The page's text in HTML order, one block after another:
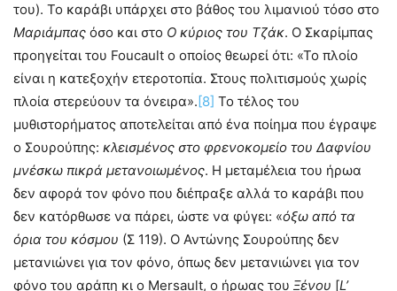
του). Το καράβι υπάρχει στο βάθος του λιμανιού τόσο στο
Μαριάμπας όσο και στο Ο κύριος του Τζάκ. Ο Σκαρίμπας
προηγείται του Foucault ο οποίος θεωρεί ότι: «Το πλοίο
είναι η κατεξοχήν ετεροτοπία. Στους πολιτισμούς χωρίς
πλοία στερεύουν τα όνειρα». [8] Το τέλος του
μυθιστορήματος αποτελείται από ένα ποίημα που έγραψε
ο Σουρούπης: κλεισμένος στο φρενοκομείο του Δαφνίου
μνέσκω πικρά μετανοιωμένος. Η μεταμέλεια του ήρωα
δεν αφορά τον φόνο που διέπραξε αλλά το καράβι που
δεν κατόρθωσε να πάρει, ώστε να φύγει: «όξω από τα
όρια του κόσμου (Σ 119). Ο Αντώνης Σουρούπης δεν
μετανιώνει για τον φόνο, όπως δεν μετανιώνει για τον
φόνο του αράπη κι ο Mersault, ο ήρωας του Ξένου [L’